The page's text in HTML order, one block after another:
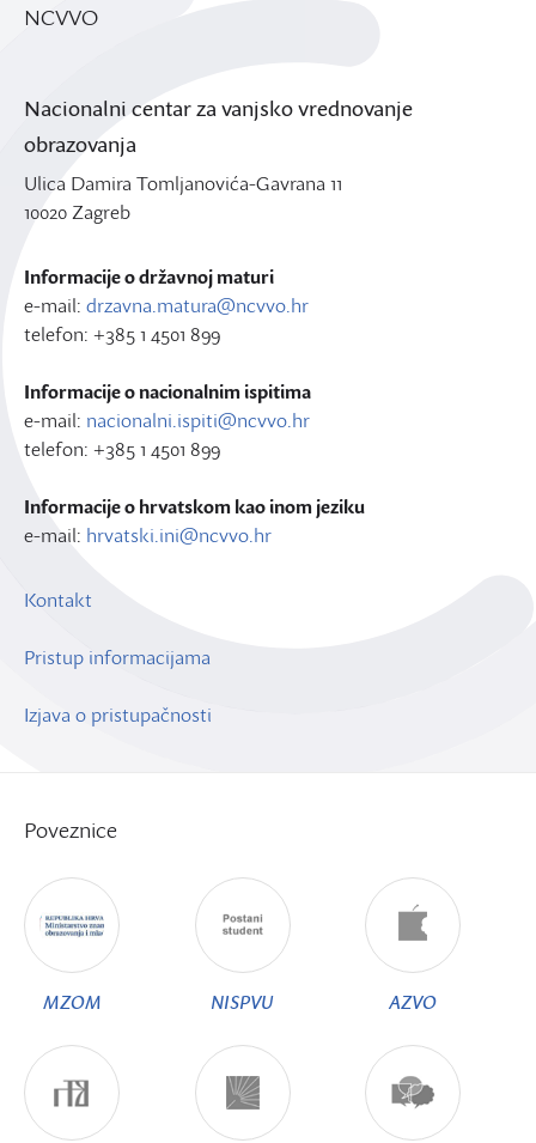
NCVVO
Nacionalni centar za vanjsko vrednovanje
obrazovanja
Ulica Damira Tomljanovića-Gavrana 11
10020 Zagreb
Informacije o državnoj maturi
e-mail: drzavna.matura@ncvvo.hr
telefon: +385 1 4501 899
Informacije o nacionalnim ispitima
e-mail: nacionalni.ispiti@ncvvo.hr
telefon: +385 1 4501 899
Informacije o hrvatskom kao inom jeziku
e-mail: hrvatski.ini@ncvvo.hr
Kontakt
Pristup informacijama
Izjava o pristupačnosti
Poveznice
MZOM NISPVU AZVO